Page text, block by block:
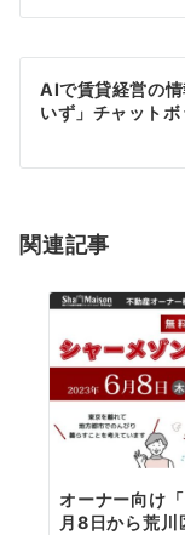
ナ
ビ
ゲ
ー
ョ
ン
AIで賃貸経営の情
いず」チャットボ
関連記事
オーナー向け
月8日から荒川